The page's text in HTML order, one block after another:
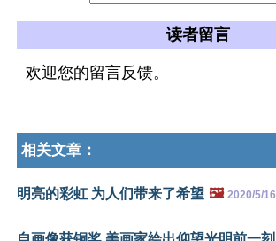
读者留言
欢迎您的留言反馈。
相关文章：
明亮的彩虹 为人们带来了希望 🖼️ 2020/5/16